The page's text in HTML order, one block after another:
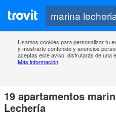
Usamos cookies para personalizar tu
y mostrarte contenido y anuncios
aceptas este aviso, disfrutarás de una
Más información
19 apartamentos
Lechería